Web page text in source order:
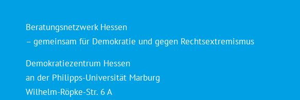
Beratungsnetzwerk Hessen
– gemeinsam für Demokratie und gegen Rechtsextremismus
Demokratiezentrum Hessen
an der Philipps-Universität Marburg
Wilhelm-Röpke-Str. 6 A